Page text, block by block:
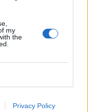
my
the
Privacy Policy